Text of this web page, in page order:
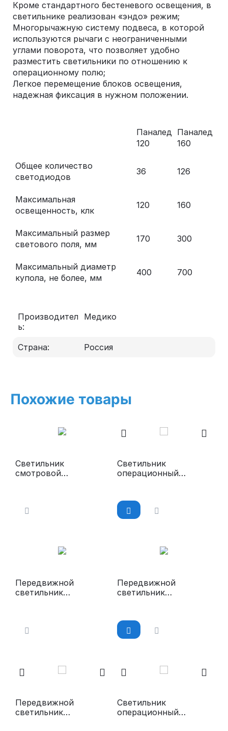
Кроме стандартного бестеневого освещения, в
светильнике реализован «эндо» режим;
Многорычажную систему подвеса, в которой
используются рычаги с неограниченными
углами поворота, что позволяет удобно
разместить светильники по отношению к
операционному полю;
Легкое перемещение блоков освещения,
надежная фиксация в нужном положении.
Паналед
120
Паналед
160
Общее количество
светодиодов
36 126
Максимальная
освещенность, клк
120 160
Максимальный размер
светового поля, мм
170 300
Максимальный диаметр
купола, не более, мм
400 700
Производител
ь:
Медико
Страна: Россия
Похожие товары
Светильник
смотровой
Светильник
операционный
Передвижной
светильник
Передвижной
светильник
Передвижной
светильник
Светильник
операционный